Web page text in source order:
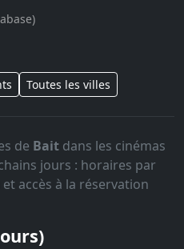
Toutes les villes
de Bait dans les cinémas
jours : horaires par
accès à la réservation